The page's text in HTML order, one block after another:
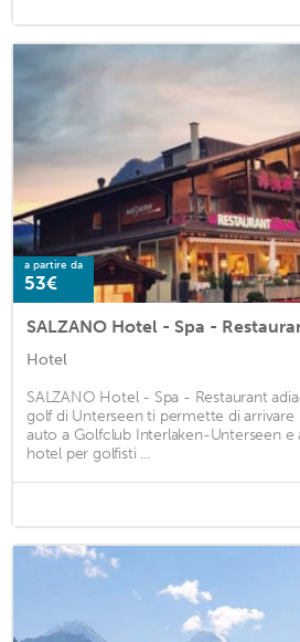
a partire da
53€
SALZANO Hotel - Spa -
Hotel
SALZANO Hotel - Spa - Restaurant
golf di Unterseen ti permette di
auto a Golfclub Interlaken-Unterseen e
hotel per golfisti ...